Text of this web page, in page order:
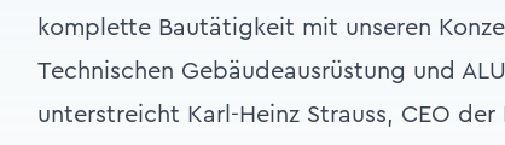
komplette Bautätigkeit mit unseren
Technischen Gebäudeausrüstung und
unterstreicht Karl-Heinz Strauss, CEO